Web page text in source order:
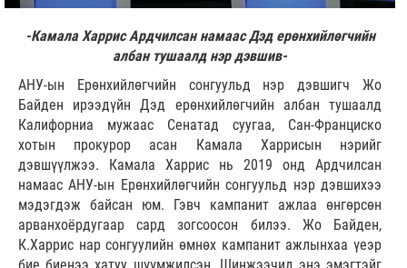
-Камала Харрис Ардчилсан намаас Дэд ерөнхийлөгчийн
албан тушаалд нэр дэвшив-
АНУ-ын Ерөнхийлөгчийн сонгуульд нэр дэвшигч Жо
Байден ирээдүйн Дэд ерөнхийлөгчийн албан тушаалд
Калифорниа мужаас Сенатад суугаа, Сан-Франциско
хотын прокурор асан Камала Харрисын нэрийг
дэвшүүлжээ. Камала Харрис нь 2019 онд Ардчилсан
намаас АНУ-ын Ерөнхийлөгчийн сонгуульд нэр дэвшихээ
мэдэгдэж байсан юм. Гэвч кампанит ажлаа өнгөрсөн
арванхоёрдугаар сард зогсоосон билээ. Жо Байден,
К.Харрис нар сонгуулийн өмнөх кампанит ажлынхаа үеэр